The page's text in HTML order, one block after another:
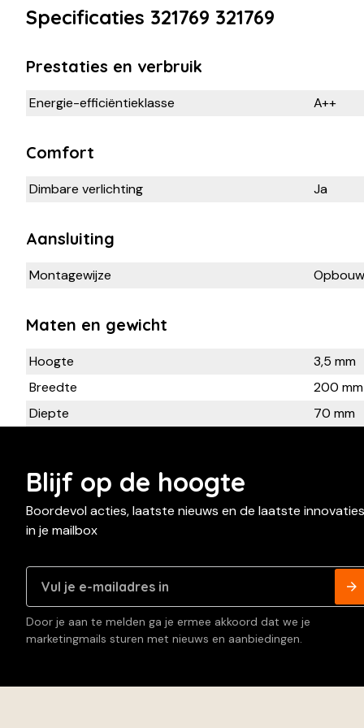
Specificaties 321769 321769
Prestaties en verbruik
Energie-efficiëntieklasse A++
Comfort
Dimbare verlichting Ja
Aansluiting
Montagewijze Opbouw
Maten en gewicht
Hoogte
3,5 mm
Breedte
200 mm
Diepte
70 mm
Blijf op de hoogte
Boordevol acties, laatste nieuws en de laatste innovaties
in je mailbox
Door je aan te melden ga je ermee akkoord dat we je
marketingmails sturen met nieuws en aanbiedingen.